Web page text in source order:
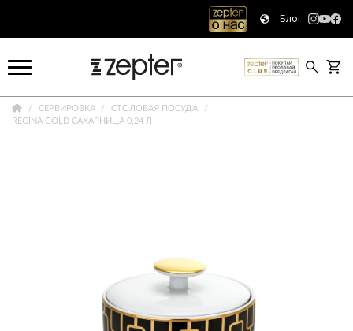
Блог
СЕРВИРОВКА
СТОЛОВАЯ ПОСУДА
REGINA GOLD САХАРНИЦА 0,24 Л